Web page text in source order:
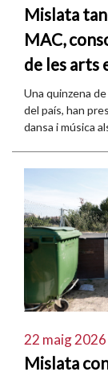
Mislata
MAC,
de les arts
Una quinzena
del país, han
dansa i música
22 maig 2026
Mislata